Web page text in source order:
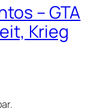
– GTA
Krieg